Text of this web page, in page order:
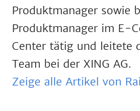
Produktmanager sowie
Produktmanager im E-
Center tätig und leitete
Team bei der XING AG.
Zeige alle Artikel von